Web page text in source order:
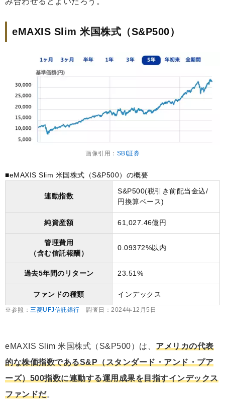
eMAXIS Slim 米国株式（S&P500）
画像引用： SBI証券
■eMAXIS Slim 米国株式（S&P500）の概要
連動指数
S&P500(税引き前配当金込/
円換算ベース)
純資産額 61,027.46億円
管理費用
（含む信託報酬）
0.09372%以内
過去5年間のリターン 23.51%
ファンドの種類 インデックス
※参照： 三菱UFJ信託銀行 調査日：2024年12月5日
eMAXIS Slim 米国株式（S&P500）は、 アメリカの代表
的な株価指数であるS&P（スタンダード・アンド・プア
ーズ）500指数に連動する運用成果を目指すインデックス
ファンドだ。